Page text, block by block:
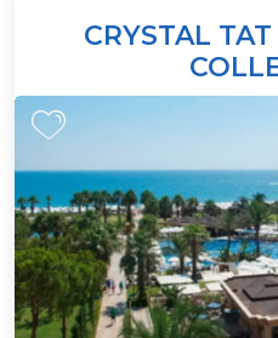
CRYSTAL